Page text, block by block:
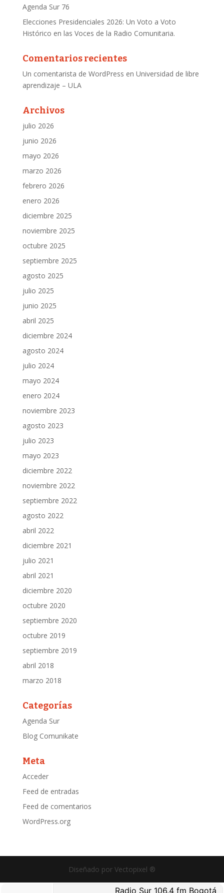
Agenda Sur 76
Elecciones Presidenciales 2026: Un Voto a Voto
Histórico en las Voces de la Radio Comunitaria.
Comentarios recientes
Un comentarista de WordPress en Universidad de libre
aprendizaje – ULA
Archivos
julio 2026
junio 2026
mayo 2026
marzo 2026
febrero 2026
enero 2026
diciembre 2025
noviembre 2025
octubre 2025
septiembre 2025
agosto 2025
julio 2025
junio 2025
abril 2025
diciembre 2024
agosto 2024
julio 2024
mayo 2024
enero 2024
noviembre 2023
agosto 2023
julio 2023
mayo 2023
diciembre 2022
noviembre 2022
septiembre 2022
agosto 2022
abril 2022
diciembre 2021
julio 2021
abril 2021
diciembre 2020
octubre 2020
septiembre 2020
octubre 2019
septiembre 2019
abril 2018
marzo 2018
Categorías
Agenda Sur
Blog Comunikate
Meta
Acceder
Feed de entradas
Feed de comentarios
WordPress.org
Diseñado por Vectopixel ®